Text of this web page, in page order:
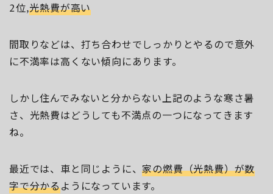
2位,光熱費が高い
間取りなどは、打ち合わせでしっかりとやるので意外
に不満率は高くない傾向にあります。
しかし住んでみないと分からない上記のような寒さ暑
さ、光熱費はどうしても不満点の一つになってきます
ね。
最近では、車と同じように、家の燃費（光熱費）が数
字で分かるようになっています。